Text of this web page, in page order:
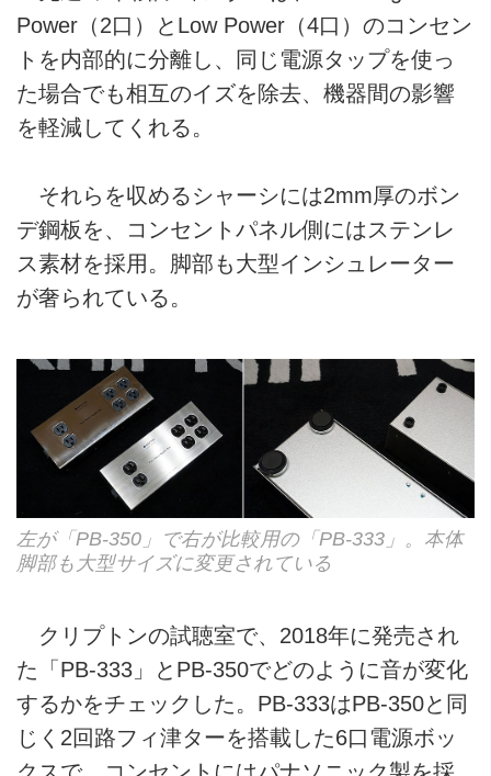
Power（2口）とLow Power（4口）のコンセン
トを内部的に分離し、同じ電源タップを使っ
た場合でも相互のイズを除去、機器間の影響
を軽減してくれる。
それらを収めるシャーシには2mm厚のボン
デ鋼板を、コンセントパネル側にはステンレ
ス素材を採用。脚部も大型インシュレーター
が奢られている。
左が「PB-350」で右が比較用の「PB-333」。本体
脚部も大型サイズに変更されている
クリプトンの試聴室で、2018年に発売され
た「PB-333」とPB-350でどのように音が変化
するかをチェックした。PB-333はPB-350と同
じく2回路フィ津ターを搭載した6口電源ボッ
クスで、コンセントにはパナソニック製を採